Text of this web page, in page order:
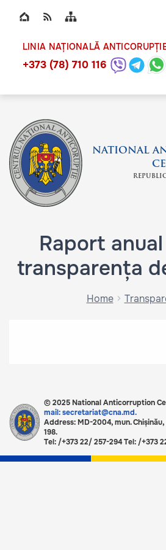
Top bar navigation
LINIA NAȚIONALĂ
+373 (78) 710 116
NATIONAL
Raport
transparența
Home
© 2025 National Anticorruption
mail: secretariat@cna.md.
Address: MD-2004, mun.
198.
Tel: /+373 22/ 257-294 Tel: /+373